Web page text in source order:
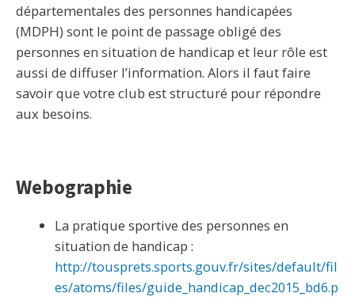
départementales des personnes handicapées
(MDPH) sont le point de passage obligé des
personnes en situation de handicap et leur rôle est
aussi de diffuser l’information. Alors il faut faire
savoir que votre club est structuré pour répondre
aux besoins.
Webographie
La pratique sportive des personnes en
situation de handicap :
http://tousprets.sports.gouv.fr/sites/default/fil
es/atoms/files/guide_handicap_dec2015_bd6.p